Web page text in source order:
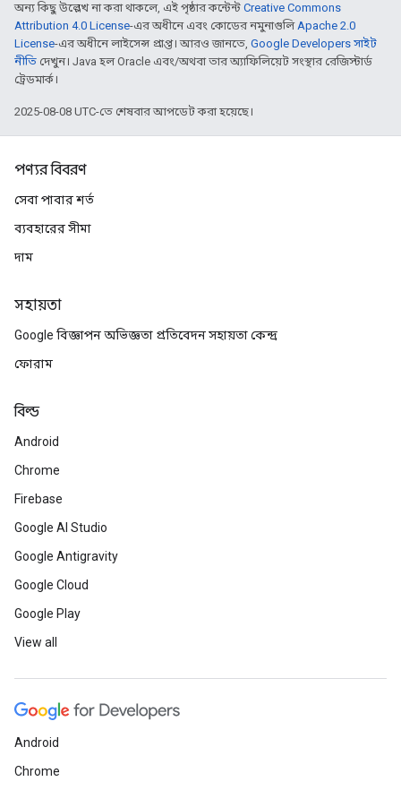
অন্য কিছু উল্লেখ না করা থাকলে, এই পৃষ্ঠার কন্টেন্ট Creative Commons
Attribution 4.0 License-এর অধীনে এবং কোডের নমুনাগুলিApache 2.0
License-এর অধীনে লাইসেন্স প্রাপ্ত। আরও জানতে, Google Developers সাইট
নীতি দেখুন। Java হল Oracle এবং/অথবা তার অ্যাফিলিয়েট সংস্থার রেজিস্টার্ড
ট্রেডমার্ক।
2025-08-08 UTC-তে শেষবার আপডেট করা হয়েছে।
পণ্যর বিবরণ
সেবা পাবার শর্ত
ব্যবহারের সীমা
দাম
সহায়তা
Google বিজ্ঞাপন অভিজ্ঞতা প্রতিবেদন সহায়তা কেন্দ্র
ফোরাম
বিল্ড
Android
Chrome
Firebase
Google AI Studio
Google Antigravity
Google Cloud
Google Play
View all
Android
Chrome